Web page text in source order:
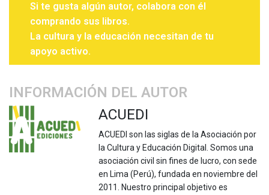
Si te gusta algún autor, colabora con él
comprando sus libros.
La cultura y la educación necesitan de tu
apoyo activo.
INFORMACIÓN DEL AUTOR
ACUEDI
ACUEDI son las siglas de la Asociación por
la Cultura y Educación Digital. Somos una
asociación civil sin fines de lucro, con sede
en Lima (Perú), fundada en noviembre del
2011. Nuestro principal objetivo es